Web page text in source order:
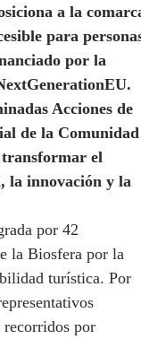
a la
para
por la
Acciones de
de la Comunidad
el
la innovación y la
por 42
la Biosfera por la
turística. Por
recorridos por